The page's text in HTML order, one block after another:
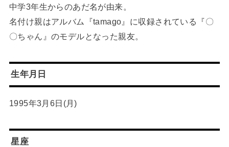
中学3年生からのあだ名が由来。
名付け親はアルバム『tamago』に収録されている『〇
〇ちゃん』のモデルとなった親友。
生年月日
1995年3月6日(月)
星座